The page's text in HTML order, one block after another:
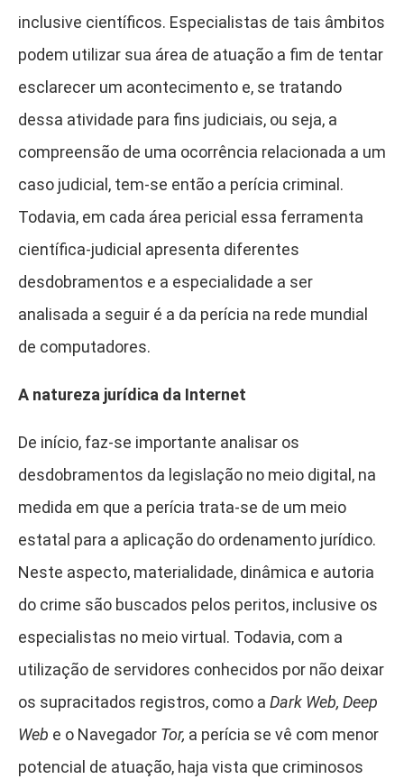
inclusive científicos. Especialistas de tais âmbitos
podem utilizar sua área de atuação a fim de tentar
esclarecer um acontecimento e, se tratando
dessa atividade para fins judiciais, ou seja, a
compreensão de uma ocorrência relacionada a um
caso judicial, tem-se então a perícia criminal.
Todavia, em cada área pericial essa ferramenta
científica-judicial apresenta diferentes
desdobramentos e a especialidade a ser
analisada a seguir é a da perícia na rede mundial
de computadores.
A natureza jurídica da Internet
De início, faz-se importante analisar os
desdobramentos da legislação no meio digital, na
medida em que a perícia trata-se de um meio
estatal para a aplicação do ordenamento jurídico.
Neste aspecto, materialidade, dinâmica e autoria
do crime são buscados pelos peritos, inclusive os
especialistas no meio virtual. Todavia, com a
utilização de servidores conhecidos por não deixar
os supracitados registros, como a Dark Web, Deep
Web e o Navegador Tor, a perícia se vê com menor
potencial de atuação, haja vista que criminosos